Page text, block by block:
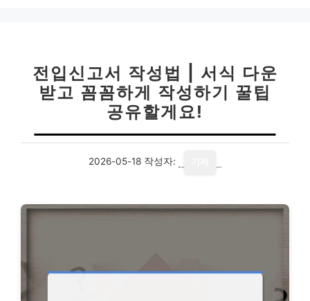
전입신고서 작성법 | 서식 다운
받고 꼼꼼하게 작성하기 꿀팁
공유할게요!
2026-05-18 작성자: